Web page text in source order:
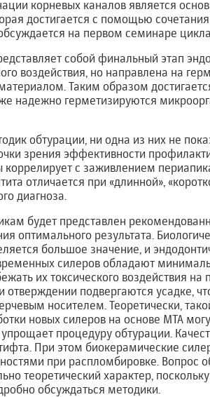
корневых каналов является
достигается с помощью
на первом семинаре
собой финальный этап
воздействия, но направлена на
Таким образом
надежно герметизируются
обтурации, ни одна из них не
зрения эффективности
с заживлением
отличается при «длинной»,
диагноза.
будет представлен
оптимального результата.
большое значение, и
силеров обладают
их токсического воздействия
подвергаются усадке,
носителем. Теоретически,
новых силеров на основе MTA
упрощает процедуру обтурации.
При этом биокерамические
при распломбировке. Вопрос
теоретический характер,
обсуждаться методики.